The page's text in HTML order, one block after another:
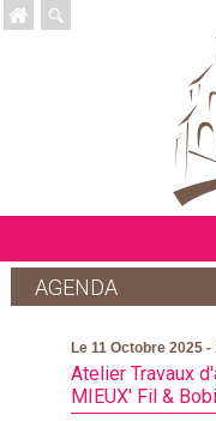
AGENDA
Le 11 Octobre 2025 -
Atelier Travaux
MIEUX' Fil &